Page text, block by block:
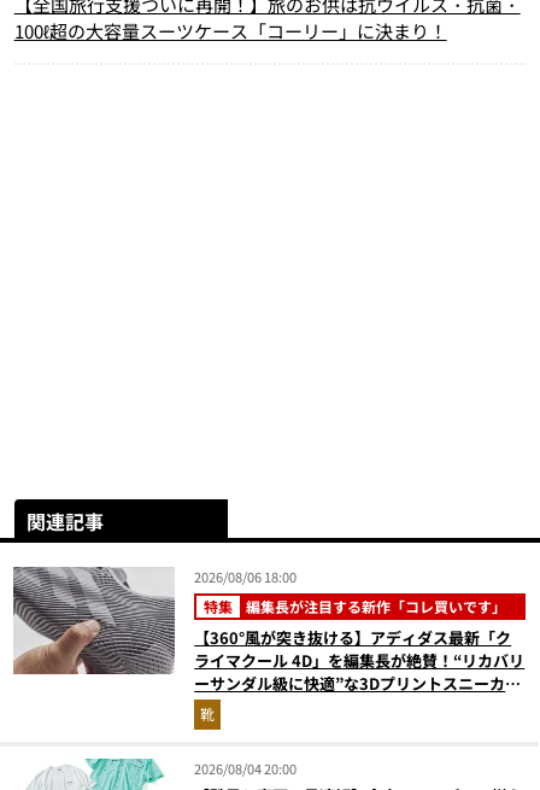
100ℓ超の大容量スーツケース「コーリー」に決まり！
関連記事
2026/08/06 18:00
特集 編集長が注目する新作「コレ買いです」
【360°風が突き抜ける】アディダス最新「ク
ライマクール 4D」を編集長が絶賛！“リカバリ
ーサンダル級に快適”な3Dプリントスニーカー
『コレ買いです』Vol.173
靴
2026/08/04 20:00